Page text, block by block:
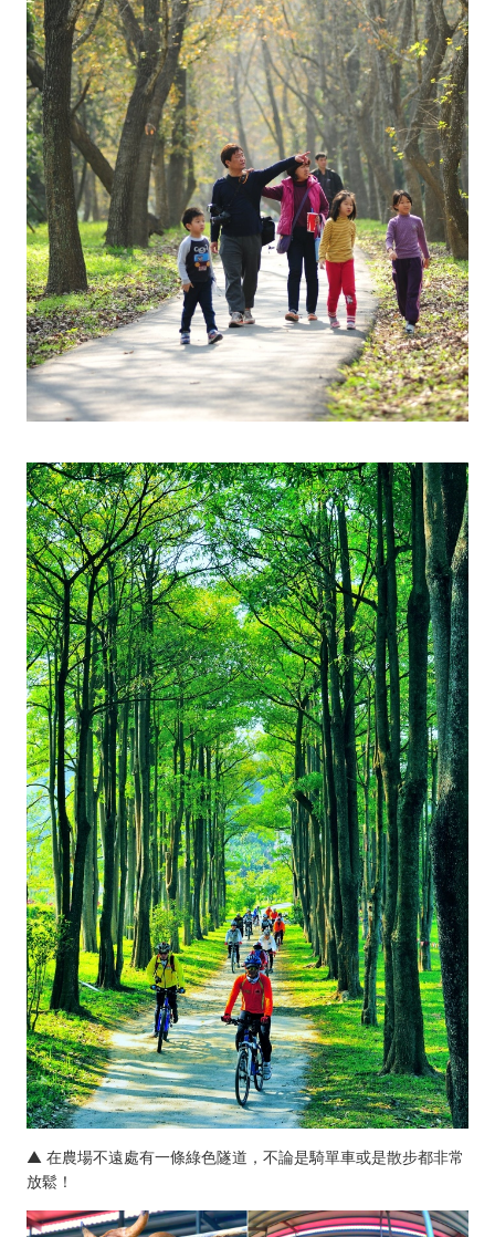
▲ 在農場不遠處有一條綠色隧道，不論是騎單車或是散步都非常
放鬆！